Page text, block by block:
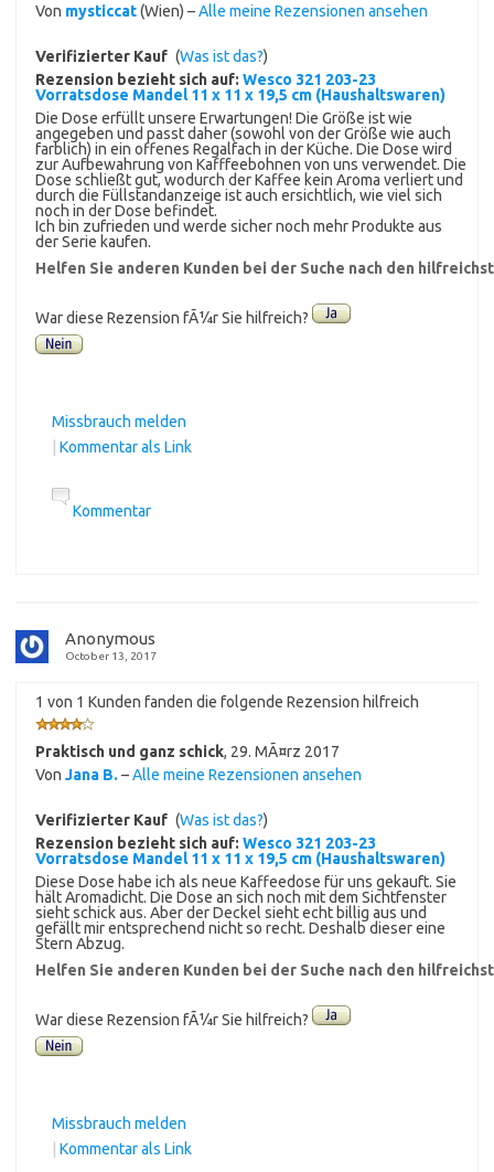
Von mysticcat(Wien) –Alle meine Rezensionen ansehen
Verifizierter Kauf (Was ist das?)
Rezension bezieht sich auf: Wesco 321 203-23
Vorratsdose Mandel 11 x 11 x 19,5 cm (Haushaltswaren)
Die Dose erfüllt unsere Erwartungen! Die Größe ist wie
angegeben und passt daher (sowohl von der Größe wie auch
farblich) in ein offenes Regalfach in der Küche. Die Dose wird
zur Aufbewahrung von Kafffeebohnen von uns verwendet. Die
Dose schließt gut, wodurch der Kaffee kein Aroma verliert und
durch die Füllstandanzeige ist auch ersichtlich, wie viel sich
noch in der Dose befindet.
Ich bin zufrieden und werde sicher noch mehr Produkte aus
der Serie kaufen.
Helfen Sie anderen Kunden bei der Suche nach den
War diese Rezension fÃ¼r Sie hilfreich?
Missbrauch melden
Kommentar als Link
Kommentar
Anonymous
October 13, 2017
1 von 1 Kunden fanden die folgende Rezension hilfreich
Praktisch und ganz schick, 29. MÃ¤rz 2017
Von Jana B. –Alle meine Rezensionen ansehen
Verifizierter Kauf (Was ist das?)
Rezension bezieht sich auf: Wesco 321 203-23
Vorratsdose Mandel 11 x 11 x 19,5 cm (Haushaltswaren)
Diese Dose habe ich als neue Kaffeedose für uns gekauft. Sie
hält Aromadicht. Die Dose an sich noch mit dem Sichtfenster
sieht schick aus. Aber der Deckel sieht echt billig aus und
gefällt mir entsprechend nicht so recht. Deshalb dieser eine
Stern Abzug.
Helfen Sie anderen Kunden bei der Suche nach den
War diese Rezension fÃ¼r Sie hilfreich?
Missbrauch melden
Kommentar als Link